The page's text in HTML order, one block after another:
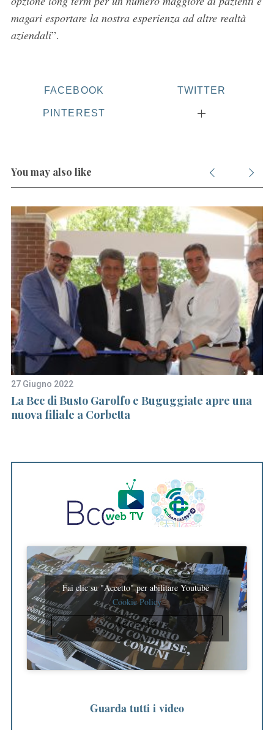
magari esportare la nostra esperienza ad altre realtà
aziendali”.
FACEBOOK TWITTER
PINTEREST
You may also like
27 Giugno 2022
La Bcc di Busto Garolfo e Buguggiate apre una
nuova filiale a Corbetta
Fai clic su "Accetto" per abilitare Youtube
Cookie Policy
ACCETTO
Guarda tutti i video
o
r
: